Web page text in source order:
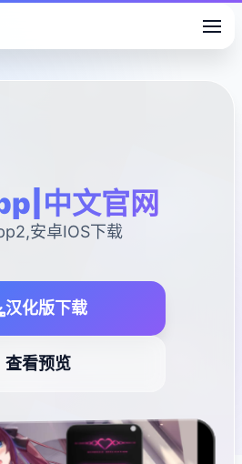
中文官网
安卓IOS下载
汉化版下载
查看预览